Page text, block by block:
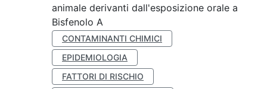
animale derivanti dall'esposizione orale a
Bisfenolo A
CONTAMINANTI CHIMICI
EPIDEMIOLOGIA
FATTORI DI RISCHIO